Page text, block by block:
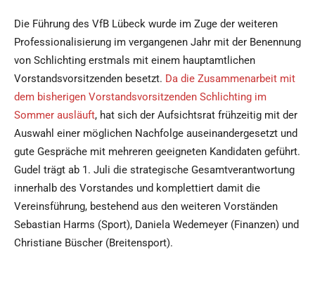
Die Führung des VfB Lübeck wurde im Zuge der weiteren
Professionalisierung im vergangenen Jahr mit der Benennung
von Schlichting erstmals mit einem hauptamtlichen
Vorstandsvorsitzenden besetzt. Da die Zusammenarbeit mit
dem bisherigen Vorstandsvorsitzenden Schlichting im
Sommer ausläuft, hat sich der Aufsichtsrat frühzeitig mit der
Auswahl einer möglichen Nachfolge auseinandergesetzt und
gute Gespräche mit mehreren geeigneten Kandidaten geführt.
Gudel trägt ab 1. Juli die strategische Gesamtverantwortung
innerhalb des Vorstandes und komplettiert damit die
Vereinsführung, bestehend aus den weiteren Vorständen
Sebastian Harms (Sport), Daniela Wedemeyer (Finanzen) und
Christiane Büscher (Breitensport).